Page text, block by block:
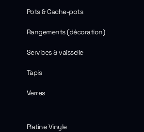
Pots & Cache-pots
Rangements (décoration)
Services & vaisselle
Tapis
Verres
Platine Vinyle